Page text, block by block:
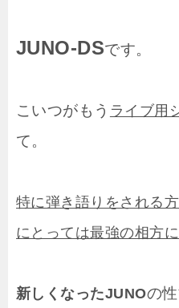
JUNO-DSです。
こいつがもう ライブ用
て。
特に弾き語りをされる
にとっては最強の相方
新しくなったJUNOの